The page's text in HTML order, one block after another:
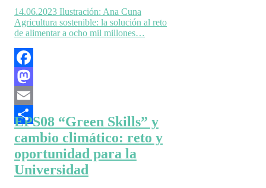
14.06.2023 Ilustración: Ana Cuna
Agricultura sostenible: la solución al reto
de alimentar a ocho mil millones…
Facebook
Mastodon
Email
Compartir
EPS08 “Green Skills” y
cambio climático: reto y
oportunidad para la
Universidad